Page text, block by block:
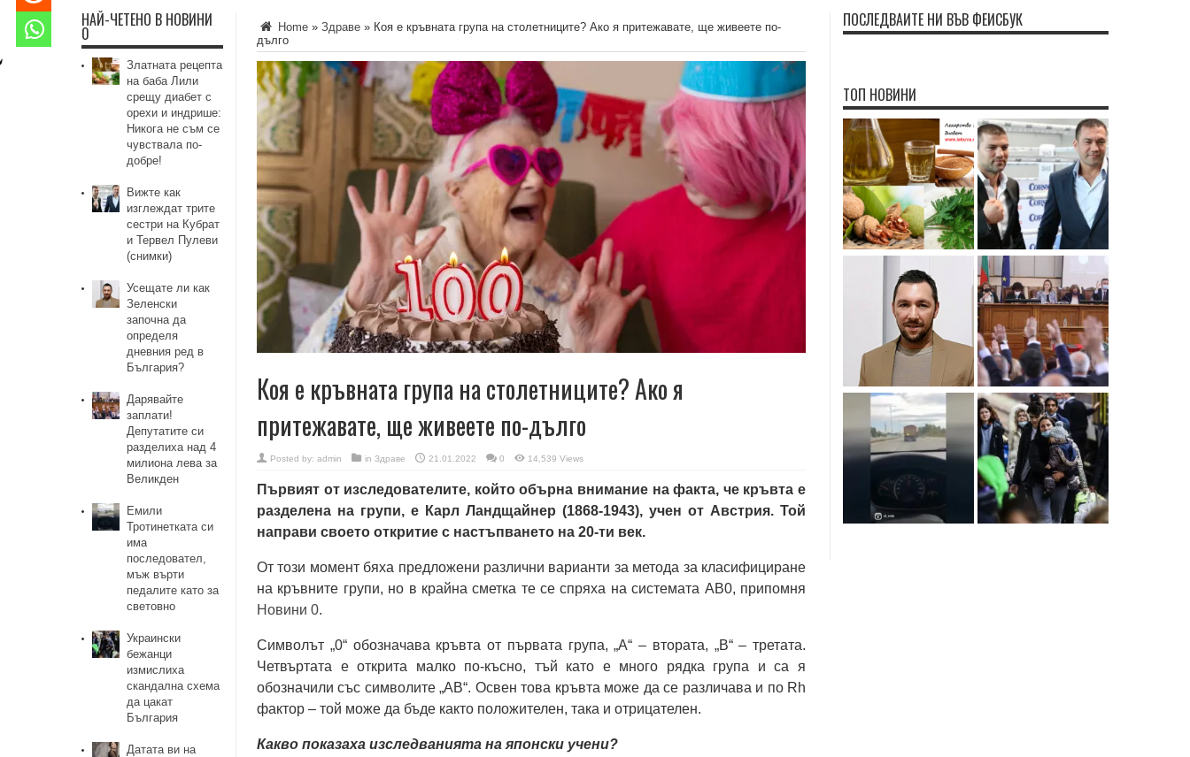
Home » Здраве » Коя е кръвната група на столетниците? Ако я притежавате, ще живеете по-
дълго
Коя е кръвната група на столетниците? Ако я
притежавате, ще живеете по-дълго
Posted by: admin in Здраве 21.01.2022 0 14,539 Views
Първият от изследователите, който обърна внимание на факта, че кръвта е
разделена на групи, е Карл Ландщайнер (1868-1943), учен от Австрия. Той
направи своето откритие с настъпването на 20-ти век.
От този момент бяха предложени различни варианти за метода за класифициране
на кръвните групи, но в крайна сметка те се спряха на системата AB0, припомня
Новини 0.
Символът „0“ обозначава кръвта от първата група, „A“ – втората, „B“ – третата.
Четвъртата е открита малко по-късно, тъй като е много рядка група и са я
обозначили със символите „АВ“. Освен това кръвта може да се различава и по Rh
фактор – той може да бъде както положителен, така и отрицателен.
Какво показаха изследванията на японски учени?
НАЙ-ЧЕТЕНО В НОВИНИ
0
Златната рецепта
на баба Лили
срещу диабет с
орехи и индрише:
Никога не съм се
чувствала по-
добре!
Вижте как
изглеждат трите
сестри на Кубрат
и Тервел Пулеви
(снимки)
Усещате ли как
Зеленски
започна да
определя
дневния ред в
България?
Дарявайте
заплати!
Депутатите си
разделиха над 4
милиона лева за
Великден
Емили
Тротинетката си
има
последовател,
мъж върти
педалите като за
световно
Украински
бежанци
измислиха
скандална схема
да цакат
България
Датата ви на
ПОСЛЕДВАЙТЕ НИ ВЪВ ФЕЙСБУК
ТОП НОВИНИ